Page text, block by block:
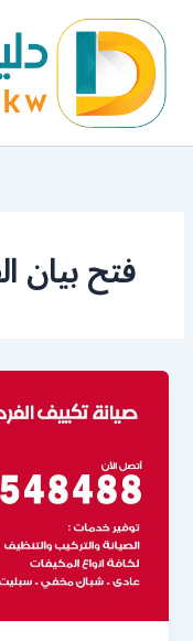
المحتوى
فتح بيان